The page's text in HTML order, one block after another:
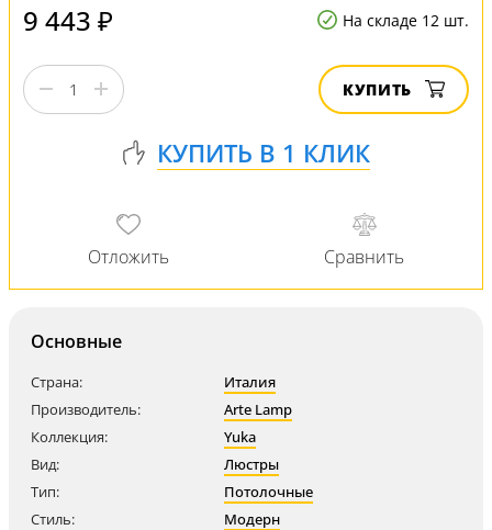
9 443 ₽ На складе 12 шт.
КУПИТЬ
Основные
Страна:
Италия
Производитель:
Arte Lamp
Коллекция:
Yuka
Вид:
Люстры
Тип:
Потолочные
Стиль:
Модерн